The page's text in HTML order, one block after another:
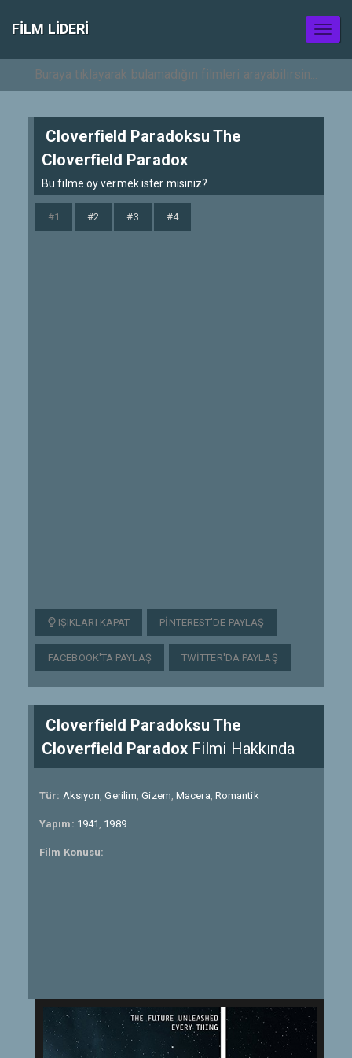
FILM LIDERI
Cloverfield Paradoksu The
Cloverfield Paradox
Bu filme oy vermek ister misiniz?
#1 #2 #3 #4
IŞIKLARI KAPAT PINTEREST'DE PAYLAŞ
FACEBOOK'TA PAYLAŞ TWITTER'DA PAYLAŞ
Cloverfield Paradoksu The
Cloverfield ParadoxFilmi Hakkında
Tür: Aksiyon,Gerilim,Gizem,Macera, Romantik
Yapım: 1941 , 1989
Film Konusu: